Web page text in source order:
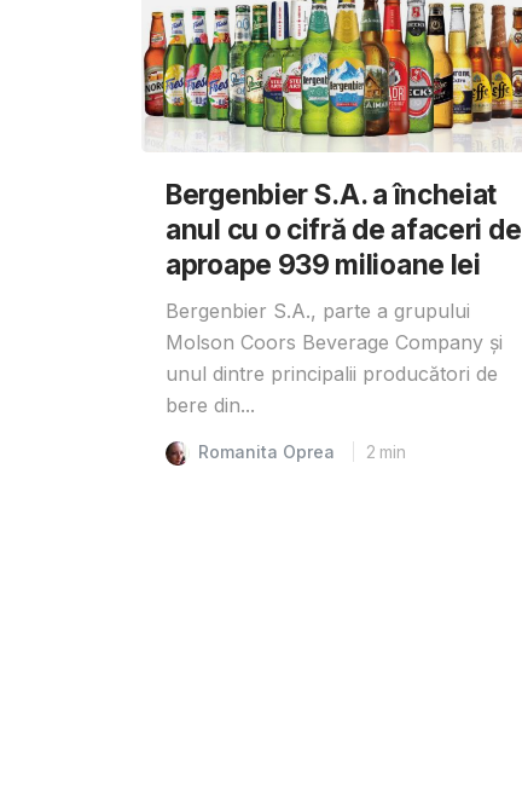
Bergenbier S.A. a încheiat
anul cu o cifră de afaceri de
aproape 939 milioane lei
Bergenbier S.A., parte a grupului
Molson Coors Beverage Company și
unul dintre principalii producători de
bere din...
Romanita Oprea 2 min